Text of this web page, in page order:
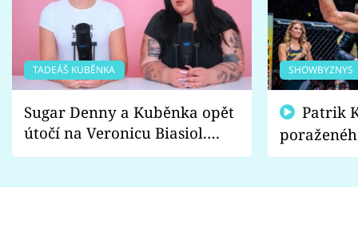
TADEÁŠ KUBĚNKA
Sugar Denny a Kuběnka opět
útočí na Veronicu Biasiol.
Proč je podle nich falešná a
SHOWBYZNYS
fanoušci